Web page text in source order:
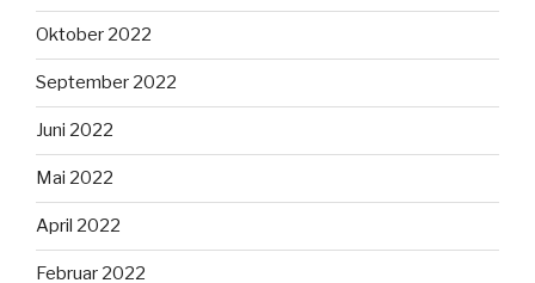
Oktober 2022
September 2022
Juni 2022
Mai 2022
April 2022
Februar 2022